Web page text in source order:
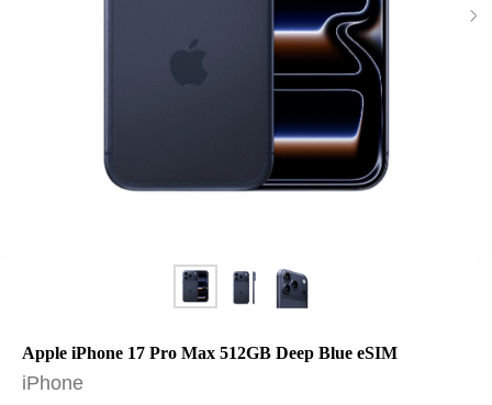
Apple iPhone 17 Pro Max 512GB Deep Blue eSIM
iPhone